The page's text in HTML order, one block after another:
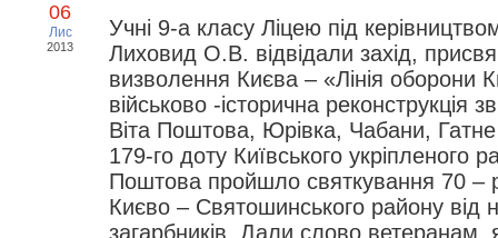
06
Лис
2013
Учні 9-а класу Ліцею під
Лиховид О.В. відвідали захід,
визволення Києва – «Лінія оборони
військово -історична реконструкція
Віта Поштова, Юрівка, Чабани, Гатне
179-го доту Київського укріпленого
Поштова пройшло святкування 70 –
Києво – Святошинського району від
загарбників. Дали слово ветеранам,